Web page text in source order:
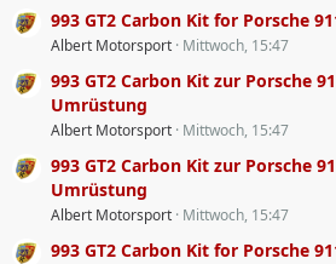
993 GT2 Carbon Kit for Porsche
Albert Motorsport Mittwoch, 15:47
993 GT2 Carbon Kit zur Porsche
Umrüstung
Albert Motorsport Mittwoch, 15:47
993 GT2 Carbon Kit zur Porsche
Umrüstung
Albert Motorsport Mittwoch, 15:47
993 GT2 Carbon Kit for Porsche